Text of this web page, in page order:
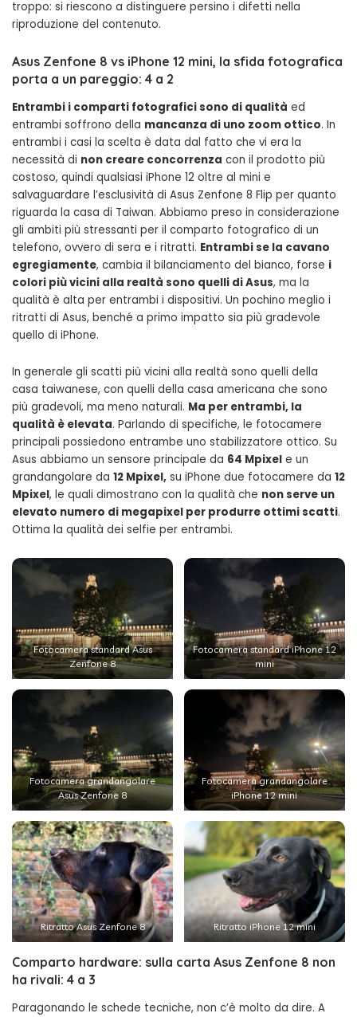
troppo: si riescono a distinguere persino i difetti nella
riproduzione del contenuto.
Asus Zenfone 8 vs iPhone 12 mini, la sfida fotografica
porta a un pareggio: 4 a 2
Entrambi i comparti fotografici sono di qualità ed
entrambi soffrono della mancanza di uno zoom ottico. In
entrambi i casi la scelta è data dal fatto che vi era la
necessità di non creare concorrenza con il prodotto più
costoso, quindi qualsiasi iPhone 12 oltre al mini e
salvaguardare l’esclusività di Asus Zenfone 8 Flip per quanto
riguarda la casa di Taiwan. Abbiamo preso in considerazione
gli ambiti più stressanti per il comparto fotografico di un
telefono, ovvero di sera e i ritratti. Entrambi se la cavano
egregiamente, cambia il bilanciamento del bianco, forse i
colori più vicini alla realtà sono quelli di Asus, ma la
qualità è alta per entrambi i dispositivi. Un pochino meglio i
ritratti di Asus, benché a primo impatto sia più gradevole
quello di iPhone.
In generale gli scatti più vicini alla realtà sono quelli della
casa taiwanese, con quelli della casa americana che sono
più gradevoli, ma meno naturali. Ma per entrambi, la
qualità è elevata. Parlando di specifiche, le fotocamere
principali possiedono entrambe uno stabilizzatore ottico. Su
Asus abbiamo un sensore principale da 64 Mpixel e un
grandangolare da 12 Mpixel, su iPhone due fotocamere da 12
Mpixel, le quali dimostrano con la qualità che non serve un
elevato numero di megapixel per produrre ottimi scatti.
Ottima la qualità dei selfie per entrambi.
Fotocamera standard Asus
Zenfone 8
Fotocamera standard iPhone 12
mini
Fotocamera grandangolare
Asus Zenfone 8
Fotocamera grandangolare
iPhone 12 mini
Ritratto Asus Zenfone 8 Ritratto iPhone 12 mini
Comparto hardware: sulla carta Asus Zenfone 8 non
ha rivali: 4 a 3
Paragonando le schede tecniche, non c’è molto da dire. A